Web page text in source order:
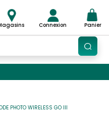
Connexion Panier
PHOTO WIRELESS GO III